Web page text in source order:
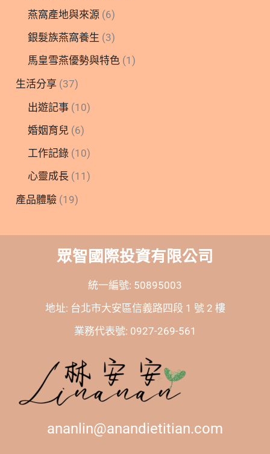
燕窩產地與來源 (6)
銀髮族燕窩養生 (3)
馬皇雪燕優勢與特色 (1)
生活分享 (37)
出遊記事 (10)
婚姻育兒 (6)
工作記錄 (10)
心靈成長 (11)
產品體驗 (19)
眾智國際投資有限公司
統一編號: 50895003
地址: 台北市大安區信義路四段 1 號 2 樓
業務代表號: 0927-269-561
ananlin@anandietitian.com